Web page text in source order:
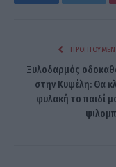
Facebook
Ξυλοδαρμός
στην Κυψέλη: Θα
φυλακή το παιδί